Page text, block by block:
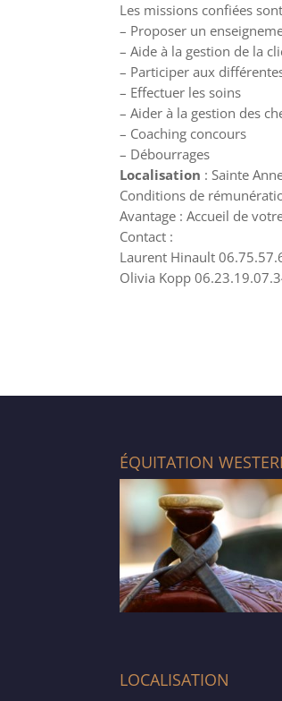
Les missions confiées
– Proposer un
– Aide à la gestion de la
– Participer aux
– Effectuer les soins
– Aider à la gestion des
– Coaching concours
– Débourrages
Localisation : Sainte
Conditions de
Avantage : Accueil de
Contact :
Laurent Hinault
Olivia Kopp
ÉQUITATION
LOCALISATION